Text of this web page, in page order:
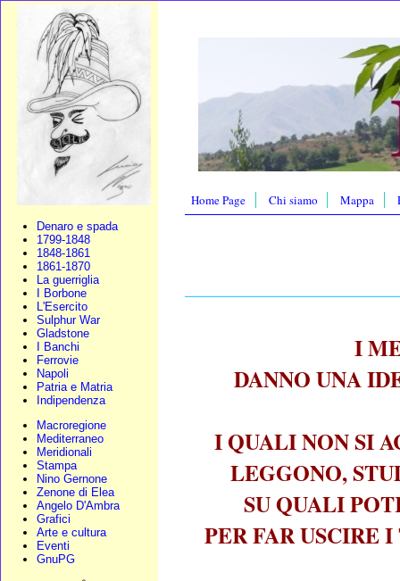
Denaro e spada
1799-1848
1848-1861
1861-1870
La guerriglia
I Borbone
L'Esercito
Sulphur War
Gladstone
I Banchi
Ferrovie
Napoli
Patria e Matria
Indipendenza
Macroregione
Mediterraneo
Meridionali
Stampa
Nino Gernone
Zenone di Elea
Angelo D'Ambra
Grafici
Arte e cultura
Eventi
GnuPG
Home Page Chi siamo Mappa
I
DANNO UNA
I QUALI NON SI
LEGGONO,
SU QUALI
PER FAR USCIRE